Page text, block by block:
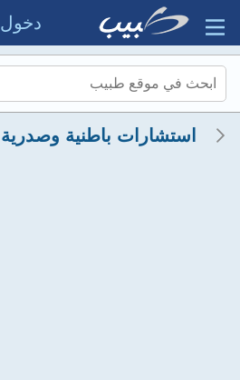
دخول
استشارات باطنية وصدرية